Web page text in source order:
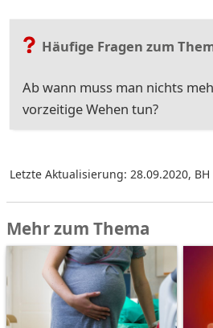
Häufige Fragen zum
Ab wann muss man nichts
vorzeitige Wehen tun?
Letzte Aktualisierung: 28.09.2020, BH
Mehr zum Thema